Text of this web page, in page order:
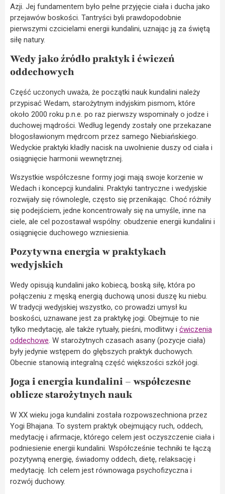
Azji. Jej fundamentem było pełne przyjęcie ciała i ducha jako
przejawów boskości. Tantryści byli prawdopodobnie
pierwszymi czcicielami energii kundalini, uznając ją za świętą
siłę natury.
Wedy jako źródło praktyk i ćwiczeń
oddechowych
Część uczonych uważa, że początki nauk kundalini należy
przypisać Wedam, starożytnym indyjskim pismom, które
około 2000 roku p.n.e. po raz pierwszy wspominały o jodze i
duchowej mądrości. Według legendy zostały one przekazane
błogosławionym mędrcom przez samego Niebiańskiego.
Wedyckie praktyki kładły nacisk na uwolnienie duszy od ciała i
osiągnięcie harmonii wewnętrznej.
Wszystkie współczesne formy jogi mają swoje korzenie w
Wedach i koncepcji kundalini. Praktyki tantryczne i wedyjskie
rozwijały się równolegle, często się przenikając. Choć różniły
się podejściem, jedne koncentrowały się na umyśle, inne na
ciele, ale cel pozostawał wspólny: obudzenie energii kundalini i
osiągnięcie duchowego wzniesienia.
Pozytywna energia w praktykach
wedyjskich
Wedy opisują kundalini jako kobiecą, boską siłę, która po
połączeniu z męską energią duchową unosi duszę ku niebu.
W tradycji wedyjskiej wszystko, co prowadzi umysł ku
boskości, uznawane jest za praktykę jogi. Obejmuje to nie
tylko medytację, ale także rytuały, pieśni, modlitwy i ćwiczenia
oddechowe. W starożytnych czasach asany (pozycje ciała)
były jedynie wstępem do głębszych praktyk duchowych.
Obecnie stanowią integralną część większości szkół jogi.
Joga i energia kundalini – współczesne
oblicze starożytnych nauk
W XX wieku joga kundalini została rozpowszechniona przez
Yogi Bhajana. To system praktyk obejmujący ruch, oddech,
medytację i afirmacje, którego celem jest oczyszczenie ciała i
podniesienie energii kundalini. Współcześnie techniki te łączą
pozytywną energię, świadomy oddech, dietę, relaksację i
medytację. Ich celem jest równowaga psychofizyczna i
rozwój duchowy.